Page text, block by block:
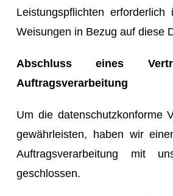
Leistungspflichten
Weisungen in Bezug auf diese
Abschluss eines
Auftragsverarbeitung
Um die datenschutzkonforme
gewährleisten, haben wir
Auftragsverarbeitung mit
geschlossen.